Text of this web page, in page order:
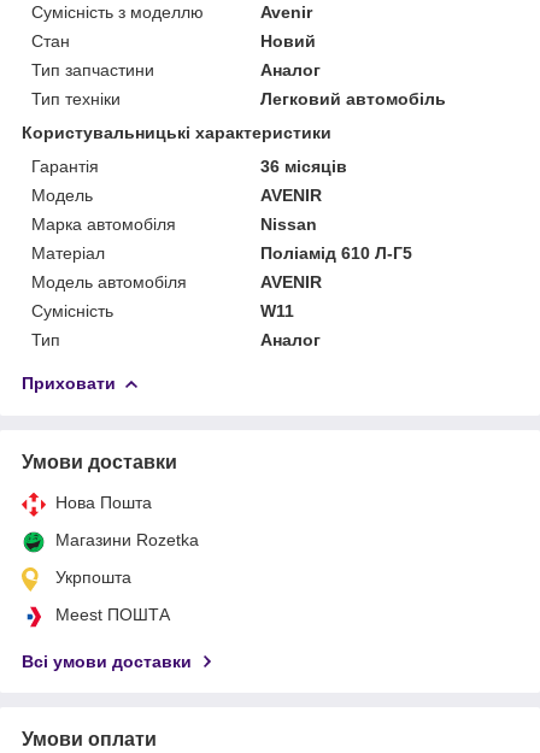
Сумісність з моделлю
Avenir
Стан
Новий
Тип запчастини
Аналог
Тип техніки
Легковий автомобіль
Користувальницькі характеристики
Гарантія
36 місяців
Мoдель
AVENIR
Марка автомобіля
Nissan
Матеріал
Поліамід 610 Л-Г5
Модель автомобіля
AVENIR
Сумісність
W11
Тип
Аналог
Приховати
Умови доставки
Нова Пошта
Магазини Rozetka
Укрпошта
Meest ПОШТА
Всі умови доставки
Умови оплати